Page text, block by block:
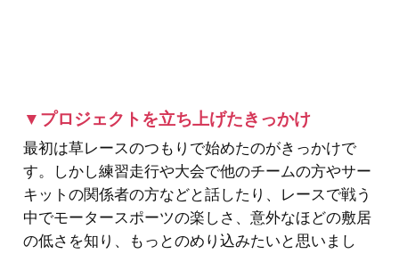
▼プロジェクトを立ち上げたきっかけ
最初は草レースのつもりで始めたのがきっかけで
す。しかし練習走行や大会で他のチームの方やサー
キットの関係者の方などと話したり、レースで戦う
中でモータースポーツの楽しさ、意外なほどの敷居
の低さを知り、もっとのめり込みたいと思いまし